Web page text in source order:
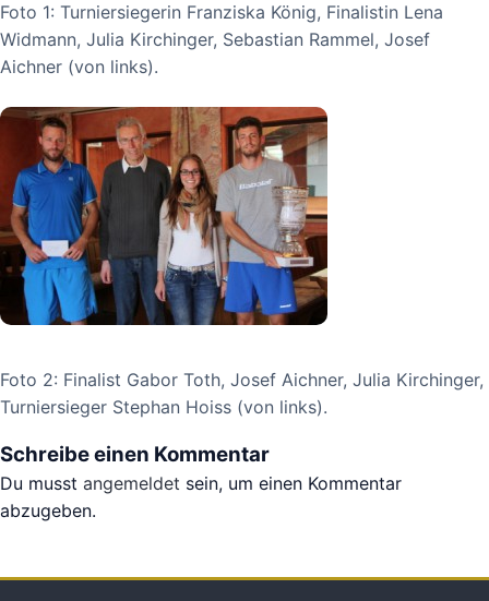
Foto 1: Turniersiegerin Franziska König, Finalistin Lena
Widmann, Julia Kirchinger, Sebastian Rammel, Josef
Aichner (von links).
Foto 2: Finalist Gabor Toth, Josef Aichner, Julia Kirchinger,
Turniersieger Stephan Hoiss (von links).
Schreibe einen Kommentar
Du musst angemeldet sein, um einen Kommentar
abzugeben.